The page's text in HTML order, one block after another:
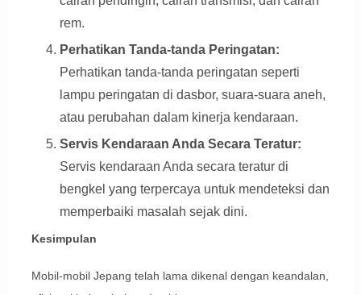
rem.
Perhatikan Tanda-tanda Peringatan:
Perhatikan tanda-tanda peringatan seperti
lampu peringatan di dasbor, suara-suara aneh,
atau perubahan dalam kinerja kendaraan.
Servis Kendaraan Anda Secara Teratur:
Servis kendaraan Anda secara teratur di
bengkel yang terpercaya untuk mendeteksi dan
memperbaiki masalah sejak dini.
Kesimpulan
Mobil-mobil Jepang telah lama dikenal dengan keandalan,